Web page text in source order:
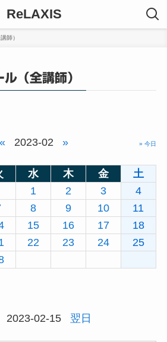
ReLAXIS
師）
（全講師）
« 2023-02 » » 今日
水 木 金
土
1
2 3
4
8 9 10
11
15 16 17
18
22 23 24
25
2023-02-15 翌日